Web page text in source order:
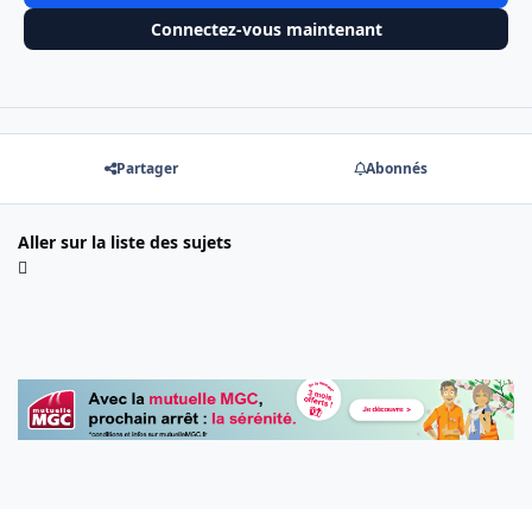
Connectez-vous maintenant
Partager Abonnés
Aller sur la liste des sujets